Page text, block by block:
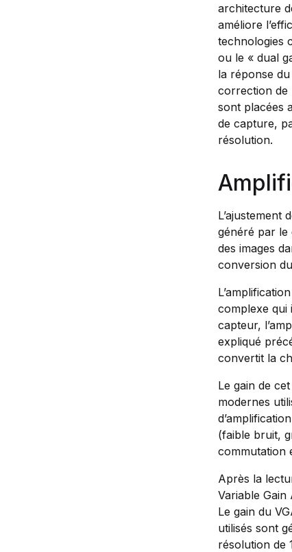
architecture
améliore
technologies
ou le « dual
la réponse
correction de
sont placées
de capture,
résolution.
L’ajustement
généré par le
des images
conversion
complexe qui
capteur,
expliqué
convertit la
Le gain de
modernes
(faible bruit,
commutation
Après la
Variable
Le gain du
utilisés sont
résolution de